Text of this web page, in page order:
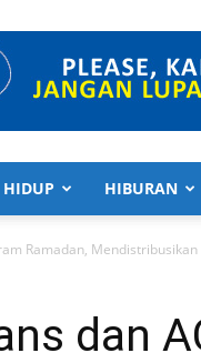
HIBURAN
Ramadan, Mendistribusikan
dan